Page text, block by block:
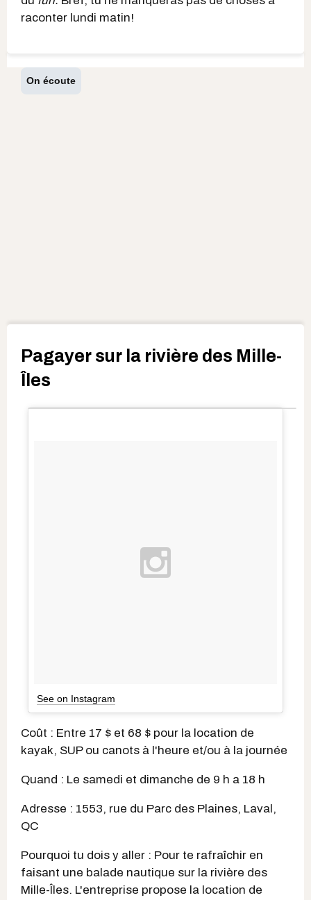
raconter lundi matin!
On écoute
Pagayer sur la rivière des Mille-
Îles
See on Instagram
Coût : Entre 17 $ et 68 $ pour la location de
kayak, SUP ou canots à l'heure et/ou à la journée
Quand : Le samedi et dimanche de 9 h a 18 h
Adresse : 1553, rue du Parc des Plaines, Laval,
QC
Pourquoi tu dois y aller : Pour te rafraîchir en
faisant une balade nautique sur la rivière des
Mille-Îles. L'entreprise propose la location de